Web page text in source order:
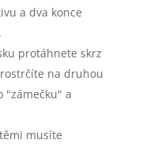
a dva konce
protáhnete skrz
na druhou
"zámečku" a
musíte